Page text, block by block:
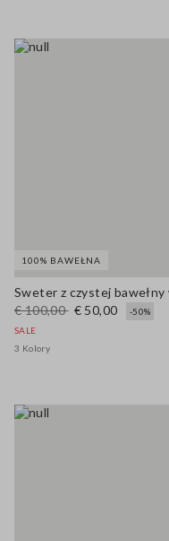
100% BAWEŁNA
€ 100,00 € 50,00
-50%
SALE
3 Kolory